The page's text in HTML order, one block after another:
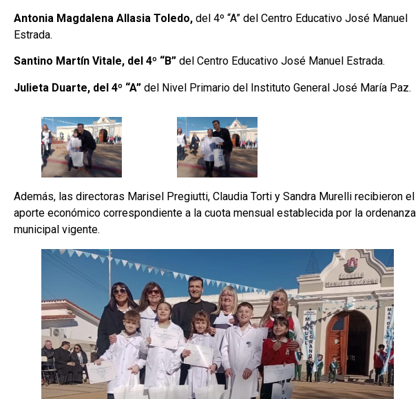
Antonia Magdalena Allasia Toledo, del 4º “A” del Centro Educativo José Manuel
Estrada.
Santino Martín Vitale, del 4º “B” del Centro Educativo José Manuel Estrada.
Julieta Duarte, del 4º “A” del Nivel Primario del Instituto General José María Paz.
Además, las directoras Marisel Pregiutti, Claudia Torti y Sandra Murelli recibieron el
aporte económico correspondiente a la cuota mensual establecida por la ordenanza
municipal vigente.